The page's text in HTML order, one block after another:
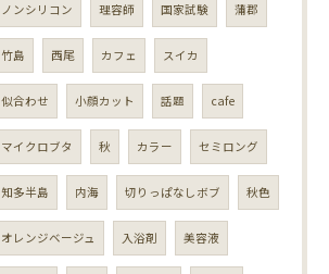
ノンシリコン 理容師 国家試験 蒲郡
竹島 西尾 カフェ スイカ
似合わせ 小顔カット 話題 cafe
マイクロブタ 秋 カラー セミロング
知多半島 内海 切りっぱなしボブ 秋色
オレンジベージュ 入浴剤 美容液